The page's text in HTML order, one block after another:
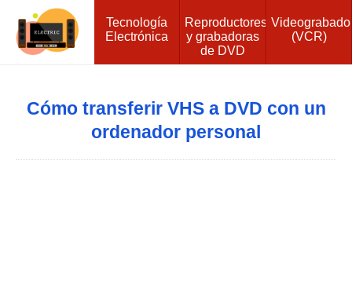
Tecnología
Electrónica
Reproductores
y grabadoras
de DVD
(VCR)
Cómo transferir VHS a DVD con un
ordenador personal